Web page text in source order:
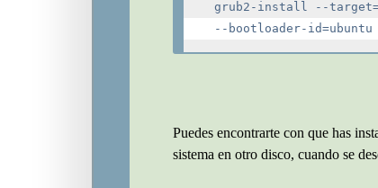
grub2-install --
Puedes encontrarte con que has
sistema en otro disco, cuando se